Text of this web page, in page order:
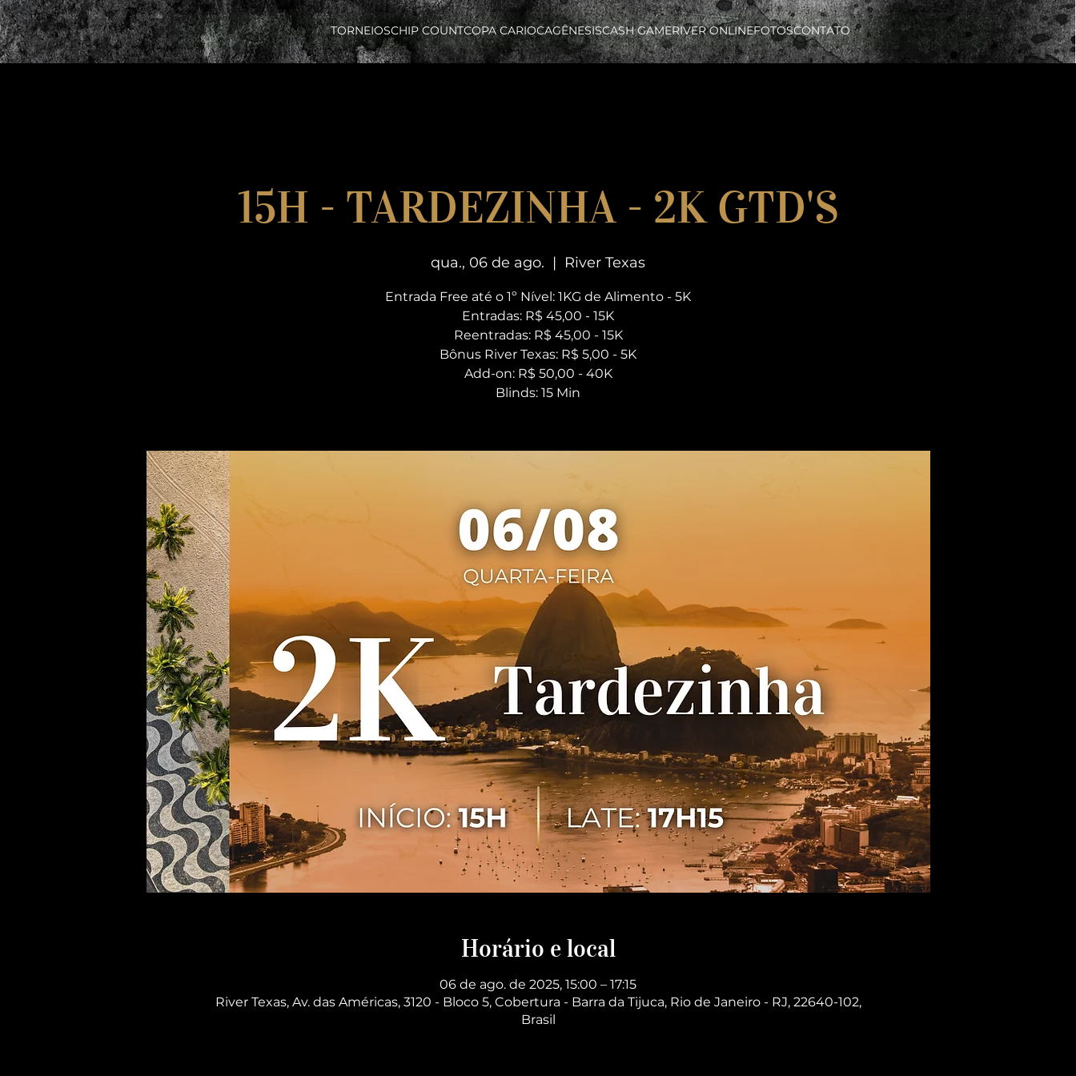
TORNEIOSCHIP COUNTCOPA CARIOCAGÊNESISCASH GAMERIVER ONLINEFOTOSCONTATO
15H - TARDEZINHA - 2K GTD'S
qua., 06 de ago.
  |
River Texas
Entrada Free até o 1º Nível: 1KG de Alimento - 5K
Entradas: R$ 45,00 - 15K
Reentradas: R$ 45,00 - 15K
Bônus River Texas: R$ 5,00 - 5K
Add-on: R$ 50,00 - 40K
Blinds: 15 Min
Horário e local
06 de ago. de 2025, 15:00 – 17:15
River Texas, Av. das Américas, 3120 - Bloco 5, Cobertura - Barra da Tijuca, Rio de Janeiro - RJ, 22640-102,
Brasil